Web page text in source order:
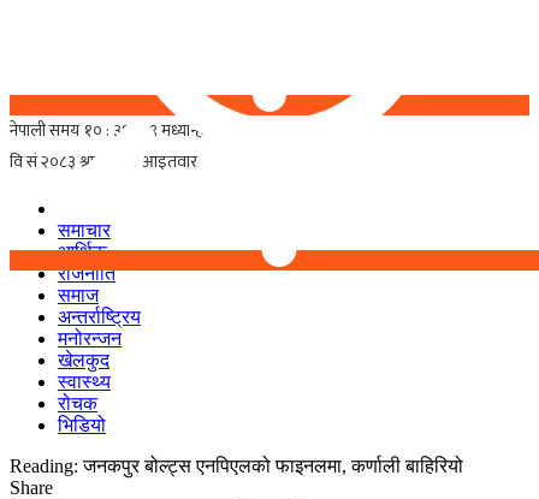
समाचार
आर्थिक
राजनीति
समाज
अन्तर्राष्ट्रिय
मनोरन्जन
खेलकुद
स्वास्थ्य
रोचक
भिडियो
Reading: जनकपुर बोल्ट्स एनपिएलको फाइनलमा, कर्णाली बाहिरियो
Share